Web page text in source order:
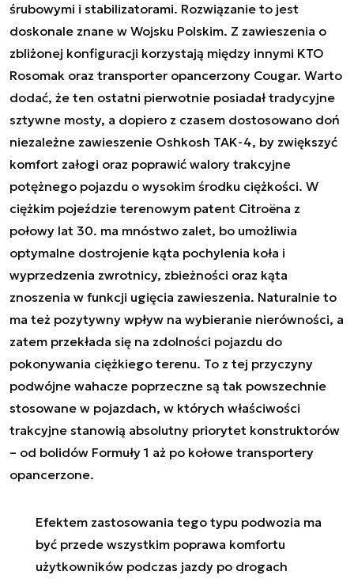
śrubowymi i stabilizatorami. Rozwiązanie to jest
doskonale znane w Wojsku Polskim. Z zawieszenia o
zbliżonej konfiguracji korzystają między innymi KTO
Rosomak oraz transporter opancerzony Cougar. Warto
dodać, że ten ostatni pierwotnie posiadał tradycyjne
sztywne mosty, a dopiero z czasem dostosowano doń
niezależne zawieszenie Oshkosh TAK-4, by zwiększyć
komfort załogi oraz poprawić walory trakcyjne
potężnego pojazdu o wysokim środku ciężkości. W
ciężkim pojeździe terenowym patent Citroëna z
połowy lat 30. ma mnóstwo zalet, bo umożliwia
optymalne dostrojenie kąta pochylenia koła i
wyprzedzenia zwrotnicy, zbieżności oraz kąta
znoszenia w funkcji ugięcia zawieszenia. Naturalnie to
ma też pozytywny wpływ na wybieranie nierówności, a
zatem przekłada się na zdolności pojazdu do
pokonywania ciężkiego terenu. To z tej przyczyny
podwójne wahacze poprzeczne są tak powszechnie
stosowane w pojazdach, w których właściwości
trakcyjne stanowią absolutny priorytet konstruktorów
– od bolidów Formuły 1 aż po kołowe transportery
opancerzone.
Efektem zastosowania tego typu podwozia ma
być przede wszystkim poprawa komfortu
użytkowników podczas jazdy po drogach